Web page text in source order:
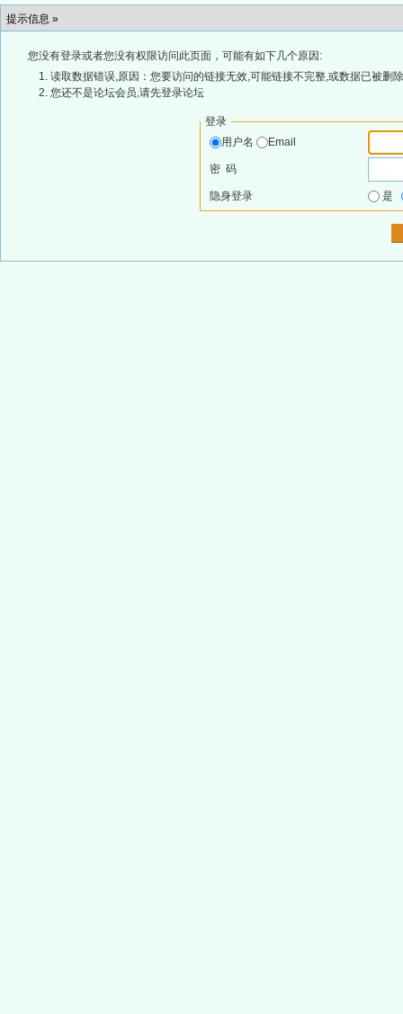
提示信息 »
您没有登录或者您没有权限访问此页面，可能有如下几个原因:
读取数据错误,原因：您要访问的链接无效,可能链接不完整,或数据已被删
您还不是论坛会员,请先登录论坛
登录
用户名
Email
密 码
隐身登录 是